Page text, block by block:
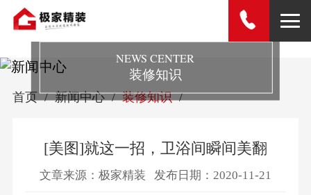
NEWS CENTER
装修知识
首页 新闻中心 装修知识
[美图]就这一招，卫浴间瞬间美翻
文章来源：极家精装 发布日期：2020-11-21